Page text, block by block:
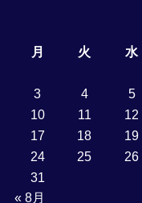
月
火 水
3
4 5
10
11 12
17
18 19
24
25 26
31
« 8月